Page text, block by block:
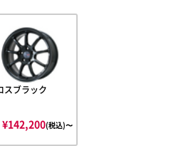
スブラック
¥142,200(税込)〜